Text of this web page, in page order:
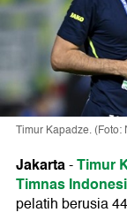
Timur Kapadze. (Foto:
Jakarta-Timur
Timnas
pelatih berusia